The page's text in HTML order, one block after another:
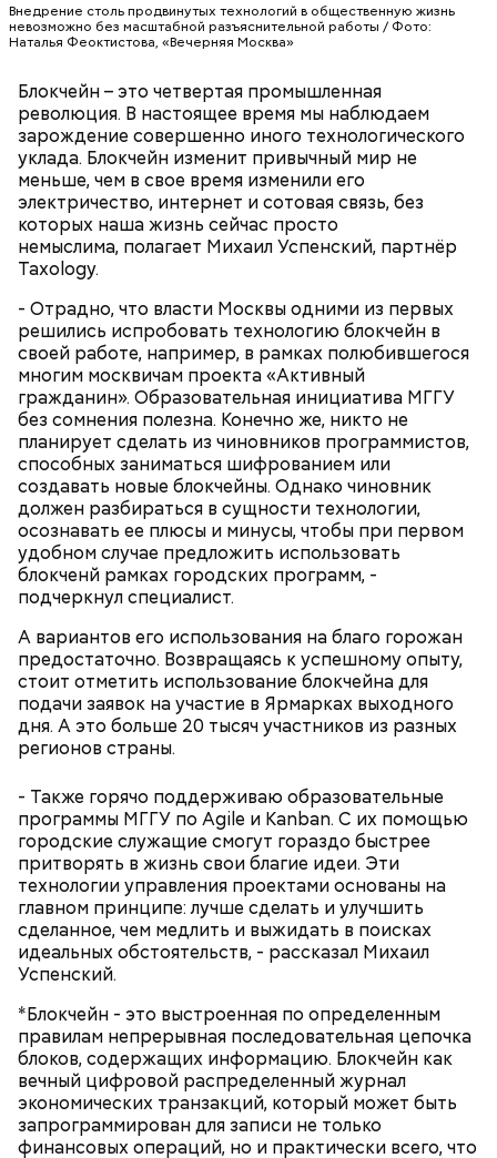
Внедрение столь продвинутых технологий в общественную жизнь
невозможно без масштабной разъяснительной работы / Фото:
Наталья Феоктистова, «Вечерняя Москва»
Блокчейн – это четвертая промышленная
революция. В настоящее время мы наблюдаем
зарождение совершенно иного технологического
уклада. Блокчейн изменит привычный мир не
меньше, чем в свое время изменили его
электричество, интернет и сотовая связь, без
которых наша жизнь сейчас просто
немыслима, полагает Михаил Успенский, партнёр
Taxology.
- Отрадно, что власти Москвы одними из первых
решились испробовать технологию блокчейн в
своей работе, например, в рамках полюбившегося
многим москвичам проекта «Активный
гражданин». Образовательная инициатива МГГУ
без сомнения полезна. Конечно же, никто не
планирует сделать из чиновников программистов,
способных заниматься шифрованием или
создавать новые блокчейны. Однако чиновник
должен разбираться в сущности технологии,
осознавать ее плюсы и минусы, чтобы при первом
удобном случае предложить использовать
блокченй рамках городских программ, -
подчеркнул специалист.
А вариантов его использования на благо горожан
предостаточно. Возвращаясь к успешному опыту,
стоит отметить использование блокчейна для
подачи заявок на участие в Ярмарках выходного
дня. А это больше 20 тысяч участников из разных
регионов страны.
- Также горячо поддерживаю образовательные
программы МГГУ по Agile и Kanban. С их помощью
городские служащие смогут гораздо быстрее
притворять в жизнь свои благие идеи. Эти
технологии управления проектами основаны на
главном принципе: лучше сделать и улучшить
сделанное, чем медлить и выжидать в поисках
идеальных обстоятельств, - рассказал Михаил
Успенский.
*Блокчейн - это выстроенная по определенным
правилам непрерывная последовательная цепочка
блоков, содержащих информацию. Блокчейн как
вечный цифровой распределенный журнал
экономических транзакций, который может быть
запрограммирован для записи не только
финансовых операций, но и практически всего, что
А еще, удержав меч палача, святой Николай спас от
корыстолюбивым градоначальником.
За свою земную жизнь он совершил множество
добрых дел во славу Божию.
Святитель Николай дожил до глубокой старости и
скончался в середине IV века. По церковному
преданию, мощи святого сохранились нетленными
и источали чудесное миро, от которого исцелилось
множество людей. В 1087 году мощи Николая
Угодника были перенесены в итальянский город
Бар (Бари), где находятся и поныне.
2-3 картофелины,
1 некрупное яблоко,
1 некрупный помидор,
2 корня сельдерея,
салатная заправка.
Очищенный сырой салатный сельдерей
нашинковать соломкой. Яблоки очистить от
кожицы и семян, нарезать ломтиками. Так же
нарезать вареный картофель. Продукты
перемешать, полить салатной заправкой, выложить
в салатник горкой и украсить веточками
сельдерея, кусочками свежих помидоров и
ломтиками яблок.
Кабачки в овощном соусе